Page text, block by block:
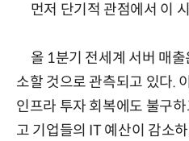
먼저 단기적 관점에서 이
올 1분기 전세계 서버 매
소할 것으로 관측되고 있다.
인프라 투자 회복에도 불구
고 기업들의 IT 예산이 감소